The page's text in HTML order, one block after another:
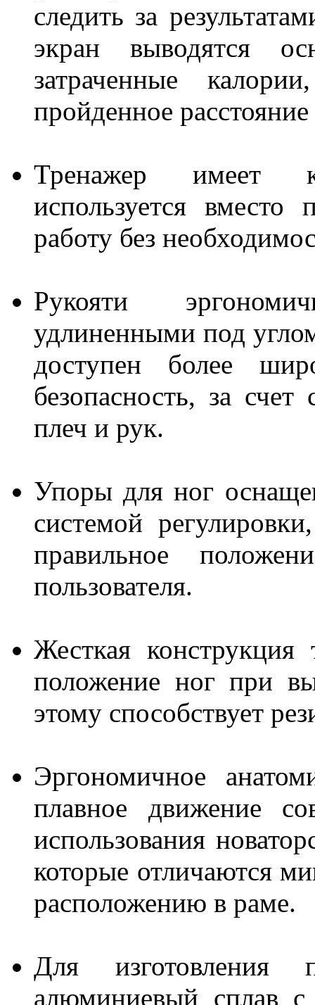
следить за
экран выводятся
затраченные
пройденное
Тренажер имеет
используется
работу без
Рукояти
удлиненными под
доступен более
безопасность, за
плеч и рук.
Упоры для ног
системой
правильное
пользователя.
Жесткая конструкция
положение ног при
этому способствует
Эргономичное
плавное движение
использования
которые отличаются
расположению в раме.
Для изготовления
алюминиевый сплав